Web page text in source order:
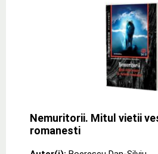
Nemuritorii. Mitul vietii
romanesti